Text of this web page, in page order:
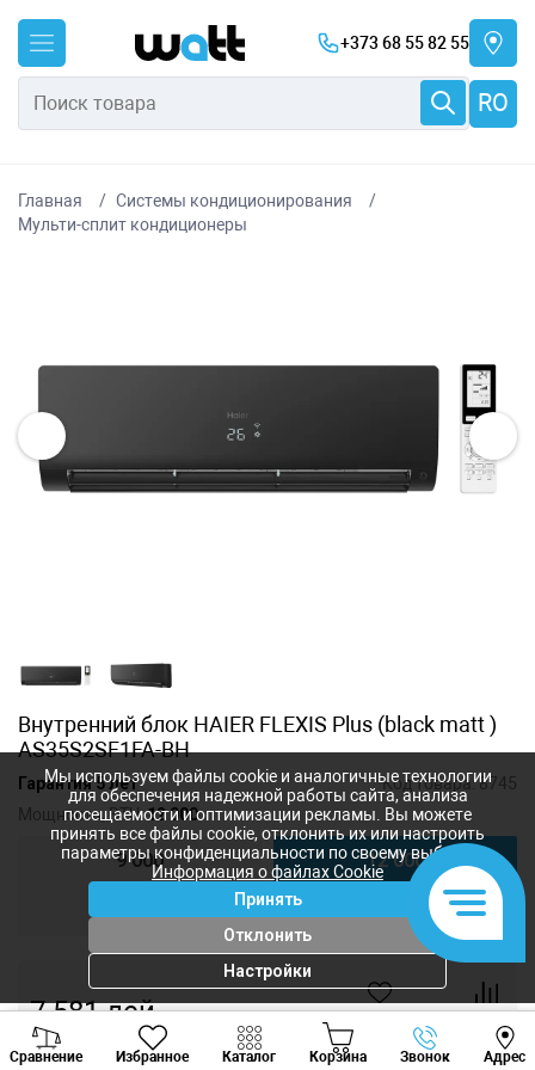
+373 68 55 82 55
RO
Главная
Системы кондиционирования
Мульти-сплит кондиционеры
Внутренний блок HAIER FLEXIS Plus (black matt )
AS35S2SF1FA-BH
Гарантия 5 лет Код товара:8745
Мощность, BTU:12 000
9 000 12 000
7 581лей
Сравнение Избранное Каталог Корзина Звонок Адрес
Viber Whatsapp
Мы используем файлы cookie и аналогичные технологии
для обеспечения надежной работы сайта, анализа
посещаемости и оптимизации рекламы. Вы можете
принять все файлы cookie, отклонить их или настроить
параметры конфиденциальности по своему выбору.
Информация о файлах Cookie
Принять
Отклонить
Настройки